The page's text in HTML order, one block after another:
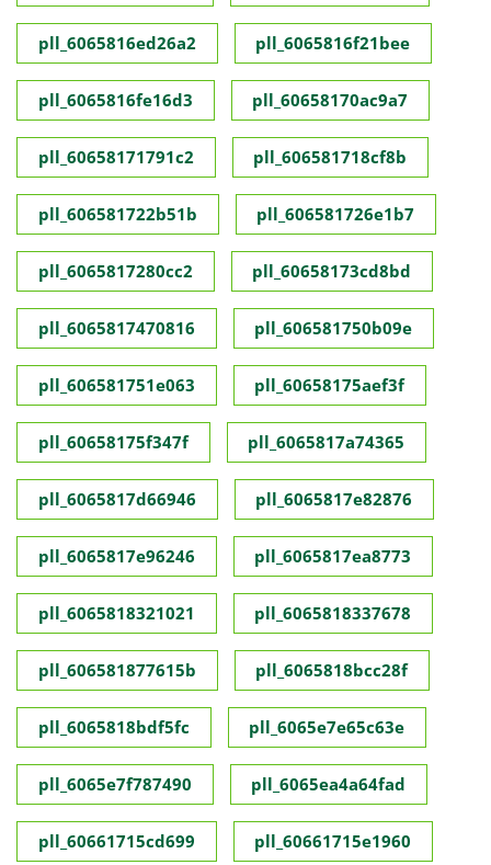
pll_6065816ed26a2 pll_6065816f21bee
pll_6065816fe16d3 pll_60658170ac9a7
pll_60658171791c2 pll_606581718cf8b
pll_606581722b51b pll_606581726e1b7
pll_6065817280cc2 pll_60658173cd8bd
pll_6065817470816 pll_606581750b09e
pll_606581751e063 pll_60658175aef3f
pll_60658175f347f pll_6065817a74365
pll_6065817d66946 pll_6065817e82876
pll_6065817e96246 pll_6065817ea8773
pll_6065818321021 pll_6065818337678
pll_606581877615b pll_6065818bcc28f
pll_6065818bdf5fc pll_6065e7e65c63e
pll_6065e7f787490 pll_6065ea4a64fad
pll_60661715cd699 pll_60661715e1960